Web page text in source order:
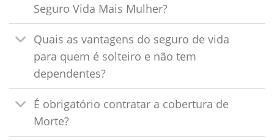
Seguro Vida Mais Mulher?
Quais as vantagens do seguro de vida
para quem é solteiro e não tem
dependentes?
É obrigatório contratar a cobertura de
Morte?